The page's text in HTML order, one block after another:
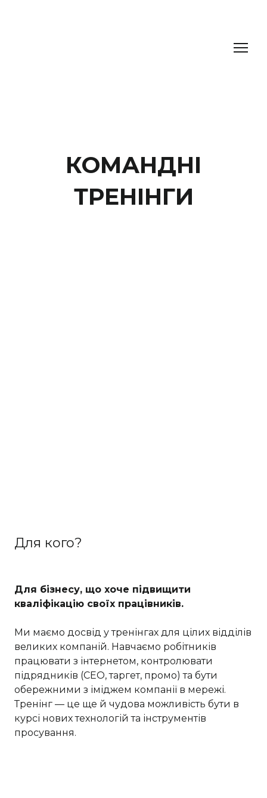
КОМАНДНІ
ТРЕНІНГИ
Для кого?
Для бізнесу, що хоче підвищити
кваліфікацію своїх працівників.
Ми маємо досвід у тренінгах для цілих відділів
великих компаній. Навчаємо робітників
працювати з інтернетом, контролювати
підрядників (СЕО, таргет, промо) та бути
обережними з іміджем компанії в мережі.
Тренінг — це ще й чудова можливість бути в
курсі нових технологій та інструментів
просування.